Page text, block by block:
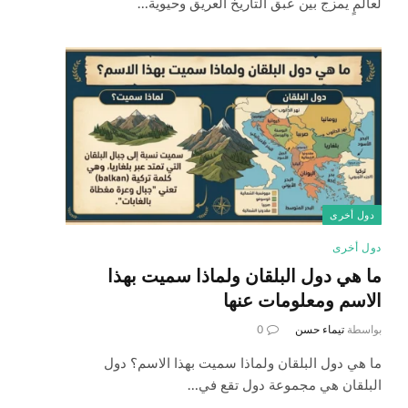
دول أخرى
دول أخرى
ما هي دول البلقان ولماذا سميت بهذا
الاسم ومعلومات عنها
بواسطة تيماء حسن 0
ما هي دول البلقان ولماذا سميت بهذا الاسم؟ دول
البلقان هي مجموعة دول تقع في…